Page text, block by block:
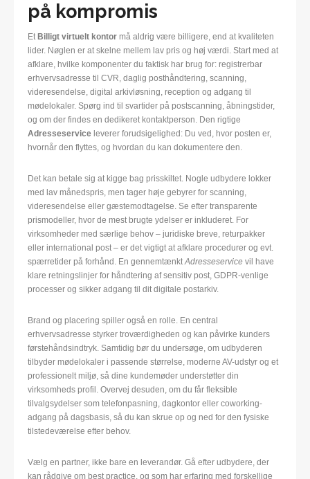
på kompromis
Et Billigt virtuelt kontor må aldrig være billigere, end at kvaliteten
lider. Nøglen er at skelne mellem lav pris og høj værdi. Start med at
afklare, hvilke komponenter du faktisk har brug for: registrerbar
erhvervsadresse til CVR, daglig posthåndtering, scanning,
videresendelse, digital arkivløsning, reception og adgang til
mødelokaler. Spørg ind til svartider på postscanning, åbningstider,
og om der findes en dedikeret kontaktperson. Den rigtige
Adresseservice leverer forudsigelighed: Du ved, hvor posten er,
hvornår den flyttes, og hvordan du kan dokumentere den.
Det kan betale sig at kigge bag prisskiltet. Nogle udbydere lokker
med lav månedspris, men tager høje gebyrer for scanning,
videresendelse eller gæstemodtagelse. Se efter transparente
prismodeller, hvor de mest brugte ydelser er inkluderet. For
virksomheder med særlige behov – juridiske breve, returpakker
eller international post – er det vigtigt at afklare procedurer og evt.
spærretider på forhånd. En gennemtænktAdresseservice vil have
klare retningslinjer for håndtering af sensitiv post, GDPR-venlige
processer og sikker adgang til dit digitale postarkiv.
Brand og placering spiller også en rolle. En central
erhvervsadresse styrker troværdigheden og kan påvirke kunders
førstehåndsindtryk. Samtidig bør du undersøge, om udbyderen
tilbyder mødelokaler i passende størrelse, moderne AV-udstyr og et
professionelt miljø, så dine kundemøder understøtter din
virksomheds profil. Overvej desuden, om du får fleksible
tilvalgsydelser som telefonpasning, dagkontor eller coworking-
adgang på dagsbasis, så du kan skrue op og ned for den fysiske
tilstedeværelse efter behov.
Vælg en partner, ikke bare en leverandør. Gå efter udbydere, der
kan rådgive om best practice, og som har erfaring med forskellige